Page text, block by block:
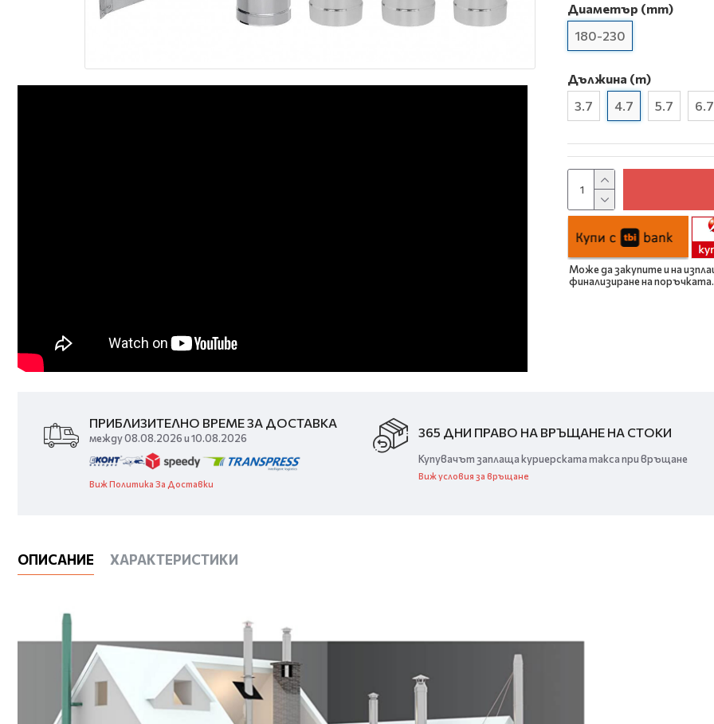
Диаметър (mm)
180-230
Дължина (m)
3.7
4.7 5.7 6.7
Може да закупите и на
финализиране на поръчката.
ПРИБЛИЗИТЕЛНО ВРЕМЕ ЗА ДОСТАВКА
между 08.08.2026 и 10.08.2026
Виж Политика За Доставки
365 ДНИ ПРАВО НА ВРЪЩАНЕ НА СТОКИ
Купувачът заплаща куриерската такса при връщане
Виж условия за връщане
ОПИСАНИЕ ХАРАКТЕРИСТИКИ